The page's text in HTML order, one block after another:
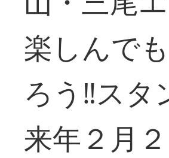
楽しんで
ろう‼スタ
来年２月